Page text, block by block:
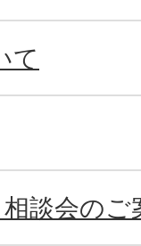
て
談会のご